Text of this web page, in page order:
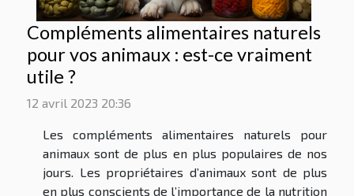
Compléments alimentaires naturels
pour vos animaux : est-ce vraiment
utile ?
12 avril 2023 20:36
Les compléments alimentaires naturels pour
animaux sont de plus en plus populaires de nos
jours. Les propriétaires d’animaux sont de plus
en plus conscients de l’importance de la nutrition